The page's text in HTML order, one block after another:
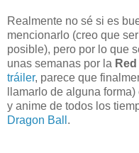
Realmente no sé si es
mencionarlo (creo que
posible), pero por lo que
unas semanas por la Red
tráiler, parece que
llamarlo de alguna
y anime de todos los
Dragon Ball .